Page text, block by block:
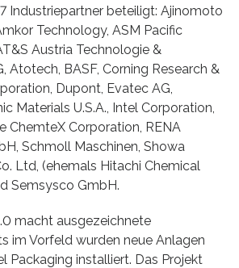
Industriepartner beteiligt: Ajinomoto
Technology, ASM Pacific
Austria Technologie &
Atotech, BASF, Corning Research &
Dupont, Evatec AG,
Materials U.S.A., Intel Corporation,
ChemteX Corporation, RENA
Schmoll Maschinen, Showa
Ltd, (ehemals Hitachi Chemical
Semsysco GmbH.
macht ausgezeichnete
im Vorfeld wurden neue Anlagen
Packaging installiert. Das Projekt